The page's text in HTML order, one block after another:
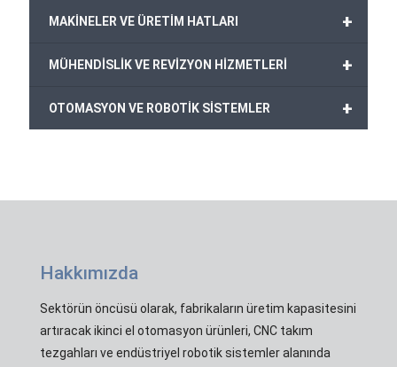
+
MAKİNELER VE ÜRETİM HATLARI
+
MÜHENDİSLİK VE REVİZYON HİZMETLERİ
+
OTOMASYON VE ROBOTİK SİSTEMLER
Hakkımızda
Sektörün öncüsü olarak, fabrikaların üretim kapasitesini
artıracak ikinci el otomasyon ürünleri, CNC takım
tezgahları ve endüstriyel robotik sistemler alanında